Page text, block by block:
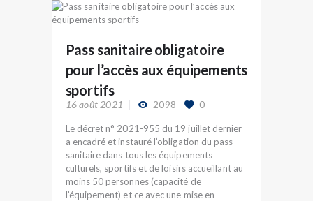
Pass sanitaire obligatoire
pour l’accès aux équipements
sportifs
16 août 2021 2098 0
Le décret n° 2021-955 du 19 juillet dernier
a encadré et instauré l’obligation du pass
sanitaire dans tous les équipements
culturels, sportifs et de loisirs accueillant au
moins 50 personnes (capacité de
l’équipement) et ce avec une mise en